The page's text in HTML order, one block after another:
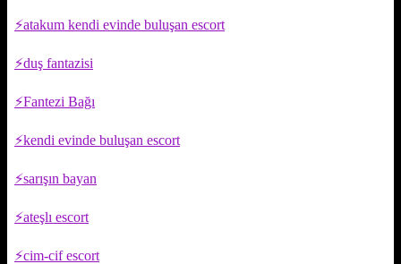
atakum kendi evinde buluşan escort
duş fantazisi
Fantezi Bağı
kendi evinde buluşan escort
sarışın bayan
ateşlı escort
cim-cif escort